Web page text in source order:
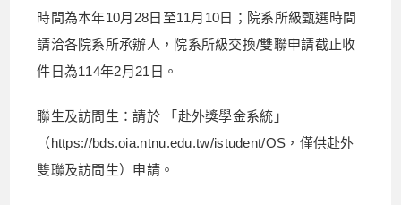
時間為本年10月28日至11月10日；院系所級甄選時間
請洽各院系所承辦人，院系所級交換/雙聯申請截止收
件日為114年2月21日。
聯生及訪問生：請於 「赴外獎學金系統」
（https://bds.oia.ntnu.edu.tw/istudent/OS ，僅供赴外
雙聯及訪問生）申請。